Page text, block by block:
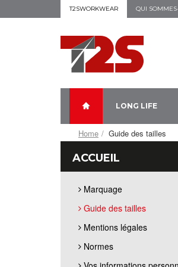
T2SWORKWEAR QUI
LONG LIFE
Home Guide des tailles
ACCUEIL
Marquage
Guide des tailles
Mentions légales
Normes